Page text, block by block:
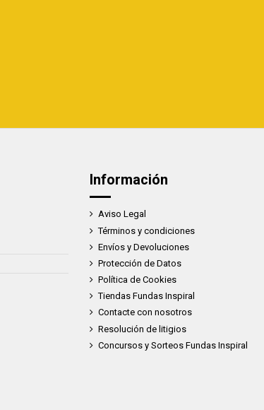
Información
Aviso Legal
Términos y condiciones
Envíos y Devoluciones
Protección de Datos
Política de Cookies
Tiendas Fundas Inspiral
Contacte con nosotros
Resolución de litigios
Concursos y Sorteos Fundas Inspiral